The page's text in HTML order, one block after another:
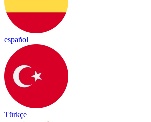
español
Türkçe